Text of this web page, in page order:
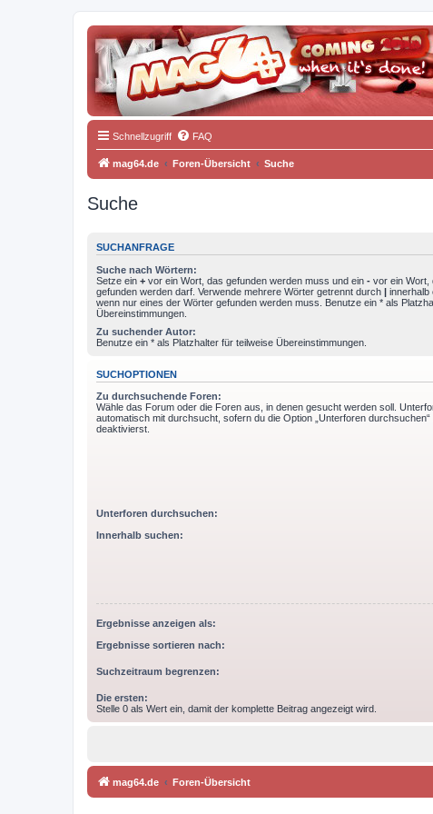
Schnellzugriff FAQ
mag64.de Foren-Übersicht Suche
Suche
SUCHANFRAGE
Suche nach Wörtern:
Setze ein + vor ein Wort, das gefunden werden muss und ein - vor ein Wort,
gefunden werden darf. Verwende mehrere Wörter getrennt durch | innerhalb
wenn nur eines der Wörter gefunden werden muss. Benutze ein * als
Übereinstimmungen.
Zu suchender Autor:
Benutze ein * als Platzhalter für teilweise Übereinstimmungen.
SUCHOPTIONEN
Zu durchsuchende Foren:
Wähle das Forum oder die Foren aus, in denen gesucht werden soll.
automatisch mit durchsucht, sofern du die Option „Unterforen durchsuchen“
deaktivierst.
Unterforen durchsuchen:
Innerhalb suchen:
Ergebnisse anzeigen als:
Ergebnisse sortieren nach:
Suchzeitraum begrenzen:
Die ersten:
Stelle 0 als Wert ein, damit der komplette Beitrag angezeigt wird.
mag64.de Foren-Übersicht